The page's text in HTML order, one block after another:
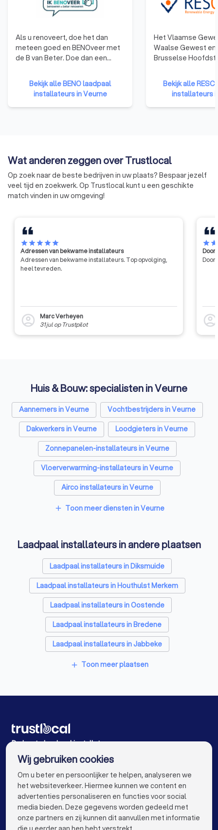
Als u renoveert, doe het dan
meteen goed en BENOveer met
de B van Beter. Doe dan een
BENOvatievoorloper. Leden
hiervan durven vandaag al de
BENOvatiedoelstellingen
promoten en/of in de praktijk
Bekijk alle BENO laadpaal
installateurs in Veurne
Het Vlaamse
Waalse Gewest
Brusselse
opgezet dat
opleiden en de
betrouwbare en
installateurs. Het certificaat van
afgelegd.
Bekijk alle
installateurs
Wat anderen zeggen over Trustlocal
Op zoek naar de beste bedrijven in uw plaats? Bespaar jezelf
veel tijd en zoekwerk. Op Trustlocal kunt u een geschikte
match vinden in uw omgeving!
starstarstarstarstar
Adressen van bekwame installateurs
Adressen van bekwame installateurs. Top opvolging,
heel tevreden.
account_circle
Marc Verheyen
31 julop Trustpilot
starstar
Door
Door
account_circle
Huis & Bouw: specialisten in Veurne
Aannemers in Veurne
Vochtbestrijders in Veurne
Dakwerkers in Veurne
Loodgieters in Veurne
Zonnepanelen-installateurs in Veurne
Vloerverwarming-installateurs in Veurne
Airco installateurs in Veurne
Ramen en deuren specialisten in Veurne
Schrijnwerkers in Veurne
Warmtepomp installateurs in Veurne
Badkamer installateurs in Veurne
Glashandels in Veurne
EPC-keurders in Veurne
Klusjesmannen in Veurne
add Toon meer diensten in Veurne
Laadpaal installateurs in andere plaatsen
Laadpaal installateurs in Diksmuide
Laadpaal installateurs in Houthulst Merkem
Laadpaal installateurs in Oostende
Laadpaal installateurs in Bredene
Laadpaal installateurs in Jabbeke
Laadpaal installateurs in Lichtervelde
Laadpaal installateurs in Ardooie Koolskamp
Laadpaal installateurs in Ardooie
Laadpaal installateurs in Antwerpen
Laadpaal installateurs in Gent
Laadpaal installateurs in Brugge
Laadpaal installateurs in Leuven
add Toon meer plaatsen
De beste laadpaal installateurs voor u
VOOR PARTICULIEREN keyboard_arrow_down
Wij gebruiken cookies
Om u beter en persoonlijker te helpen, analyseren we
het websiteverkeer. Hiermee kunnen we content en
advertenties personaliseren en functies voor social
media bieden. Deze gegevens worden gedeeld met
onze partners en zij kunnen dit aanvullen met informatie